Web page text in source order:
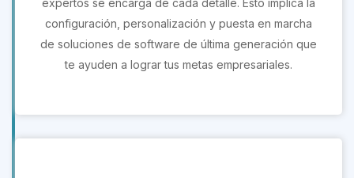
expertos se encarga de cada detalle. Esto implica la
configuración, personalización y puesta en marcha
de soluciones de software de última generación que
te ayuden a lograr tus metas empresariales.